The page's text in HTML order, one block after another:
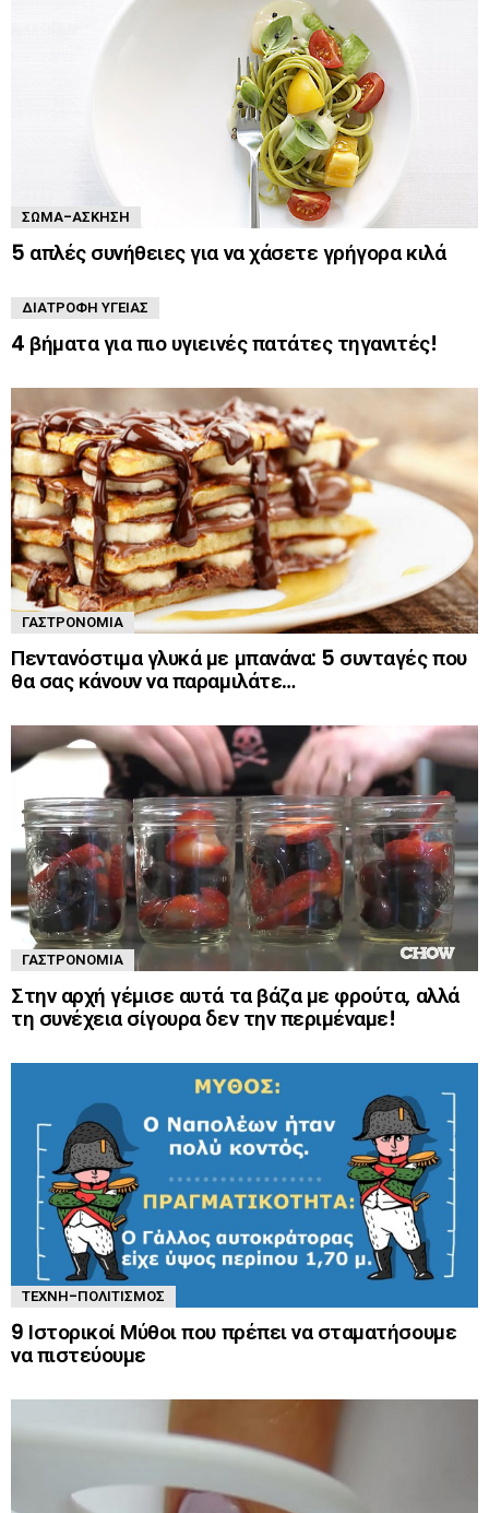
ΣΏΜΑ-ΆΣΚΗΣΗ
5 απλές συνήθειες για να χάσετε γρήγορα κιλά
ΔΙΑΤΡΟΦΉ ΥΓΕΊΑΣ
4 βήματα για πιο υγιεινές πατάτες τηγανιτές!
ΓΑΣΤΡΟΝΟΜΊΑ
Πεντανόστιμα γλυκά με μπανάνα: 5 συνταγές που
θα σας κάνουν να παραμιλάτε…
ΓΑΣΤΡΟΝΟΜΊΑ
Στην αρχή γέμισε αυτά τα βάζα με φρούτα, αλλά
τη συνέχεια σίγουρα δεν την περιμέναμε!
ΤΈΧΝΗ-ΠΟΛΙΤΙΣΜΌΣ
9 Ιστορικοί Μύθοι που πρέπει να σταματήσουμε
να πιστεύουμε